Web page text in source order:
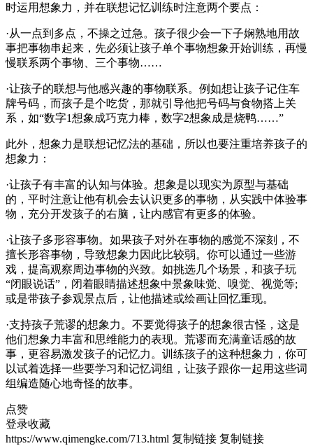
时运用想象力，并在联想记忆训练时注意两个要点：
·从一点到多点，不操之过急。孩子很少会一下子娴熟地用故
事把事物串起来，先必须让孩子单个事物想象开始训练，再慢
慢联系两个事物、三个事物……
·让孩子的联想与他感兴趣的事物联系。例如想让孩子记住车
牌号码，而孩子是个吃货，那就引导他把号码与食物搭上关
系，如“数字1想象成巧克力棒，数字2想象成是烧鸭……”
此外，想象力是联想记忆法的基础，所以也要注重培养孩子的
想象力：
·让孩子有丰富的认知与体验。想象是以现实为原型与基础
的，平时注意让他有机会去认识更多的事物，从实践中体验事
物，充分开发孩子的右脑，让内感官有更多的体验。
·让孩子多形容事物。如果孩子对外在事物的感觉不深刻，不
擅长形容事物，导致想象力因此比较弱。你可以通过一些游
戏，提高观察周边事物的兴致。如挑选几个场景，和孩子玩
“闭眼说话”，闭着眼睛描述想象中景象味觉、嗅觉、视觉等;
或是带孩子参观景点后，让他描述或绘画让回忆重现。
·支持孩子荒谬的想象力。不要觉得孩子的想象很古怪，这是
他们想象力丰富和思维能力的表现。荒谬而充满童话感的故
事，更容易激发孩子的记忆力。训练孩子的这种想象力，你可
以试着选择一些要学习和记忆词组，让孩子跟你一起用这些词
组编造随心地奇怪的故事。
点赞
登录收藏
https://www.qimengke.com/713.html 复制链接 复制链接